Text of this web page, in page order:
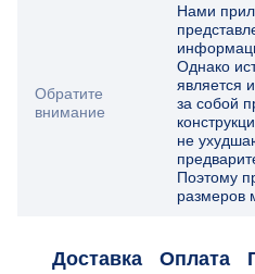
Обратите
внимание
Нами
Однако
является
за собой
не
Поэтому
размеров
Доставка Оплата